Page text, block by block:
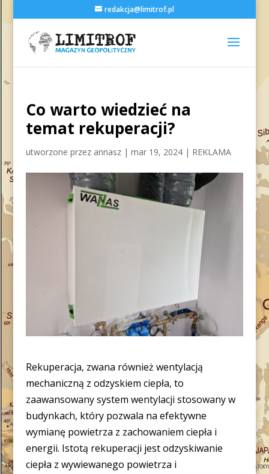
redakcja@limitrof.pl
Co warto wiedzieć na
temat rekuperacji?
utworzone przez annasz| mar 19, 2024| REKLAMA
Rekuperacja, zwana również wentylacją
mechaniczną z odzyskiem ciepła, to
zaawansowany system wentylacji stosowany w
budynkach, który pozwala na efektywne
wymianę powietrza z zachowaniem ciepła i
energii. Istotą rekuperacji jest odzyskiwanie
ciepła z wywiewanego powietrza i